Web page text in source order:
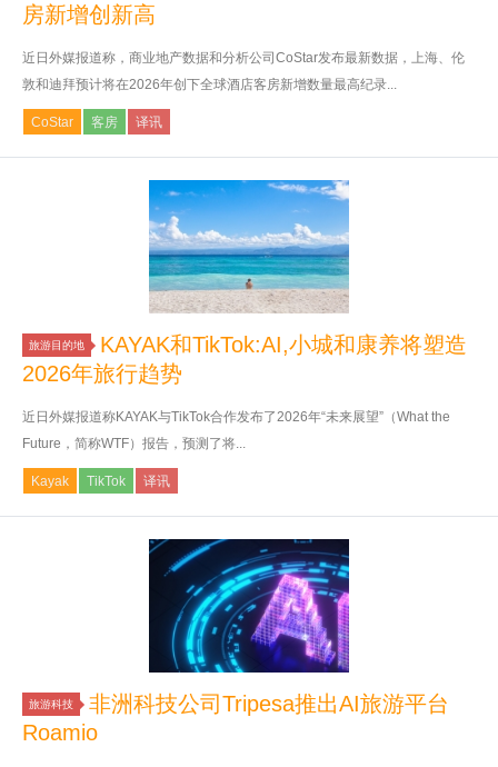
房新增创新高
近日外媒报道称，商业地产数据和分析公司CoStar发布最新数据，上海、伦
敦和迪拜预计将在2026年创下全球酒店客房新增数量最高纪录...
CoStar 客房 译讯
旅游目的地
KAYAK和TikTok:AI,小城和康养将塑造
2026年旅行趋势
近日外媒报道称KAYAK与TikTok合作发布了2026年“未来展望”（What the
Future，简称WTF）报告，预测了将...
Kayak TikTok 译讯
旅游科技
非洲科技公司Tripesa推出AI旅游平台
Roamio